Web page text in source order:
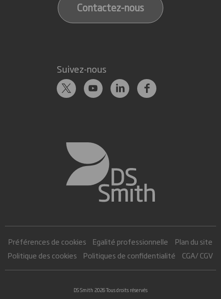
Contactez-nous
Suivez-nous
Préférences de cookies Egalité professionnelle
Plan du site
Politique des cookies
Politiques de confidentialité CGA/ CGV
DS Smith 2026 Tous droits réservés